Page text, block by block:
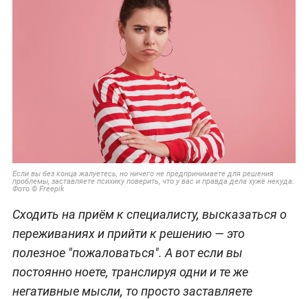
Если вы без конца жалуетесь, но ничего не предпринимаете для решения
проблемы, заставляете психику поверить, что у вас и правда дела хуже некуда.
Фото © Freepik
Сходить на приём к специалисту, высказаться о
переживаниях и прийти к решению — это
полезное "пожаловаться". А вот если вы
постоянно ноете, транслируя одни и те же
негативные мысли, то просто заставляете